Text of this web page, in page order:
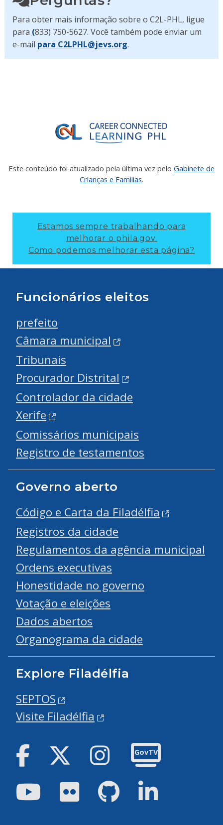
Para obter mais informação sobre o C2L-PHL, ligue
para (833) 750-5627. Você também pode enviar um
e-mail para C2LPHL@jevs.org.
Este conteúdo foi atualizado pela última vez pelo Gabinete de
Crianças e Famílias.
Estamos sempre trabalhando para
melhorar o phila.gov.
Como podemos melhorar esta página?
Funcionários eleitos
prefeito
Câmara municipal
Tribunais
Procurador Distrital
Controlador da cidade
Xerife
Comissários municipais
Registro de testamentos
Governo aberto
Código e Carta da Filadélfia
Registros da cidade
Regulamentos da agência municipal
Ordens executivas
Honestidade no governo
Votação e eleições
Dados abertos
Organograma da cidade
Explore Filadélfia
SEPTOS
Visite Filadélfia
Facebook Twitter Instagram
GovTV
YoutubeFlickr GitHub